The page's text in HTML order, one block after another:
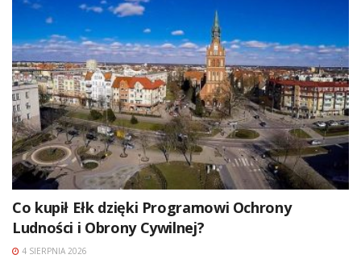
Co kupił Ełk dzięki Programowi Ochrony
Ludności i Obrony Cywilnej?
4 SIERPNIA 2026